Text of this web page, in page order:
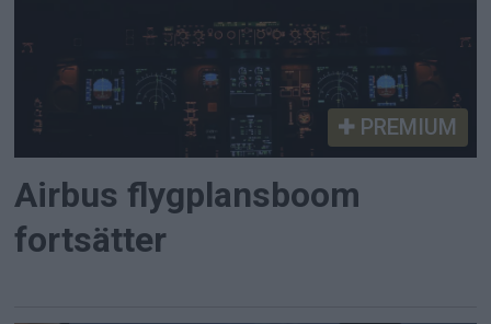
PREMIUM
Airbus flygplansboom
fortsätter